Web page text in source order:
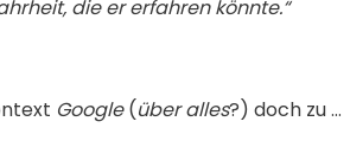
die er erfahren könnte.“
Google(über alles?) doch zu …